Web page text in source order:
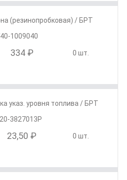
(резинопробковая) / БРТ
1009040
334 ₽ 0 шт.
указ. уровня топлива / БРТ
3827013Р
23,50 ₽ 0 шт.